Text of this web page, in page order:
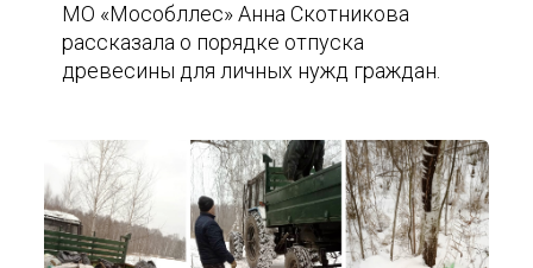
МО «Мособллес» Анна Скотникова
рассказала о порядке отпуска
древесины для личных нужд граждан.